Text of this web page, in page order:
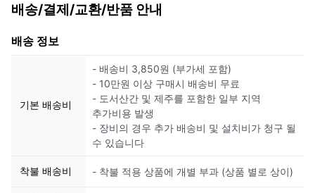
배송/결제/교환/반품 안내
배송 정보
기본 배송비
- 배송비 3,850원 (부가세 포함)
- 10만원 이상 구매시 배송비 무료
- 도서산간 및 제주를 포함한 일부 지역
추가비용 발생
- 장비의 경우 추가 배송비 및 설치비가 청구 될
수 있습니다
착불 배송비 - 착불 적용 상품에 개별 부과 (상품 별로 상이)